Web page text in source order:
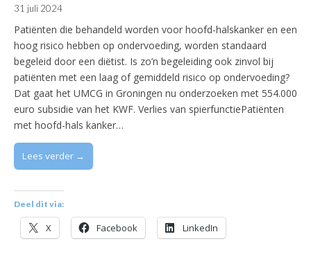
31 juli 2024
Patiënten die behandeld worden voor hoofd-halskanker en een
hoog risico hebben op ondervoeding, worden standaard
begeleid door een diëtist. Is zo’n begeleiding ook zinvol bij
patiënten met een laag of gemiddeld risico op ondervoeding?
Dat gaat het UMCG in Groningen nu onderzoeken met 554.000
euro subsidie van het KWF. Verlies van spierfunctiePatiënten
met hoofd-hals kanker…
Lees verder →
Deel dit via:
X Facebook LinkedIn